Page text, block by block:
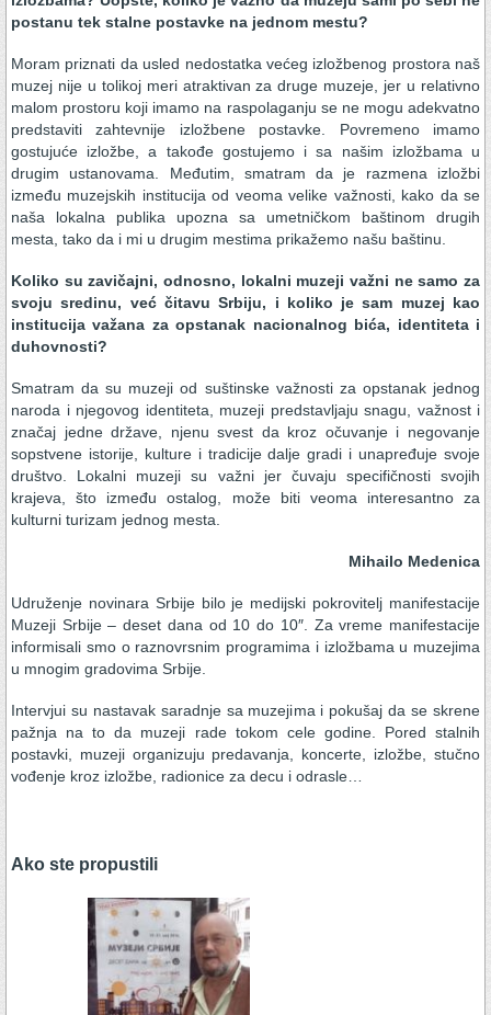
postanu tek stalne postavke na jednom mestu?
Moram priznati da usled nedostatka većeg izložbenog prostora naš
muzej nije u tolikoj meri atraktivan za druge muzeje, jer u relativno
malom prostoru koji imamo na raspolaganju se ne mogu adekvatno
predstaviti zahtevnije izložbene postavke. Povremeno imamo
gostujuće izložbe, a takođe gostujemo i sa našim izložbama u
drugim ustanovama. Međutim, smatram da je razmena izložbi
između muzejskih institucija od veoma velike važnosti, kako da se
naša lokalna publika upozna sa umetničkom baštinom drugih
mesta, tako da i mi u drugim mestima prikažemo našu baštinu.
Koliko su zavičajni, odnosno, lokalni muzeji važni ne samo za
svoju sredinu, već čitavu Srbiju, i koliko je sam muzej kao
institucija važana za opstanak nacionalnog bića, identiteta i
duhovnosti?
Smatram da su muzeji od suštinske važnosti za opstanak jednog
naroda i njegovog identiteta, muzeji predstavljaju snagu, važnost i
značaj jedne države, njenu svest da kroz očuvanje i negovanje
sopstvene istorije, kulture i tradicije dalje gradi i unapređuje svoje
društvo. Lokalni muzeji su važni jer čuvaju specifičnosti svojih
krajeva, što između ostalog, može biti veoma interesantno za
kulturni turizam jednog mesta.
Mihailo Medenica
Udruženje novinara Srbije bilo je medijski pokrovitelj manifestacije
Muzeji Srbije – deset dana od 10 do 10″. Za vreme manifestacije
informisali smo o raznovrsnim programima i izložbama u muzejima
u mnogim gradovima Srbije.
Intervjui su nastavak saradnje sa muzejima i pokušaj da se skrene
pažnja na to da muzeji rade tokom cele godine. Pored stalnih
postavki, muzeji organizuju predavanja, koncerte, izložbe, stučno
vođenje kroz izložbe, radionice za decu i odrasle…
Ako ste propustili